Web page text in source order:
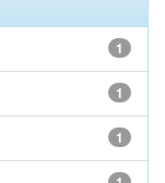
1
1
1